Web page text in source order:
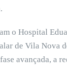
o Hospital
de Vila Nova
avançada, a